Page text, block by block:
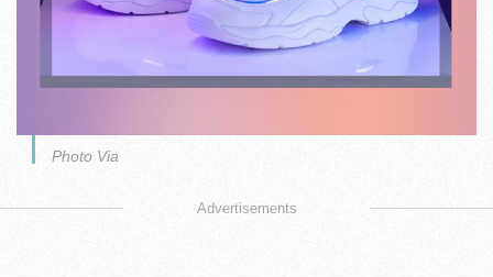
Photo Via
Advertisements